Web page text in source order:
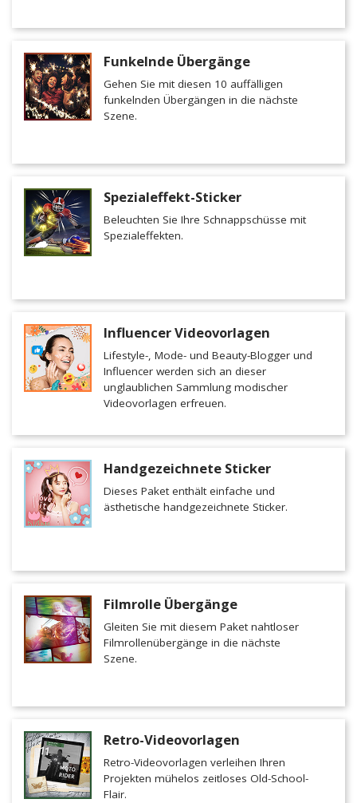
Funkelnde Übergänge
Gehen Sie mit diesen 10 auffälligen
funkelnden Übergängen in die nächste
Szene.
Spezialeffekt-Sticker
Beleuchten Sie Ihre Schnappschüsse mit
Spezialeffekten.
Influencer Videovorlagen
Lifestyle-, Mode- und Beauty-Blogger und
Influencer werden sich an dieser
unglaublichen Sammlung modischer
Videovorlagen erfreuen.
Handgezeichnete Sticker
Dieses Paket enthält einfache und
ästhetische handgezeichnete Sticker.
Filmrolle Übergänge
Gleiten Sie mit diesem Paket nahtloser
Filmrollenübergänge in die nächste
Szene.
Retro-Videovorlagen
Retro-Videovorlagen verleihen Ihren
Projekten mühelos zeitloses Old-School-
Flair.